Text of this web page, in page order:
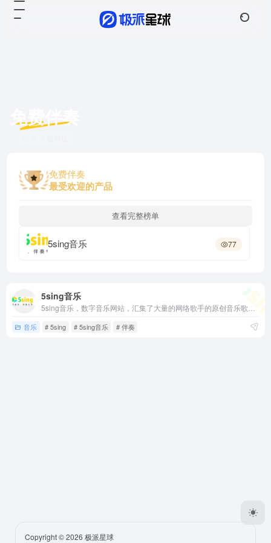
免费伴奏
免费伴奏
最受欢迎的产品
查看完整榜单
5sing音乐 77
5sing音乐
音乐 # 5sing # 5sing音乐 # 伴奏
Copyright © 2026 极派星球